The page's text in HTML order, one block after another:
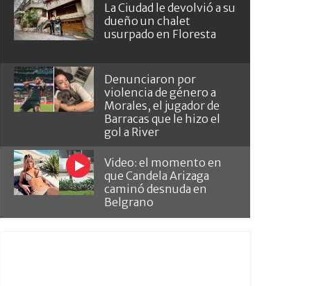
La Ciudad le devolvió a su
dueño un chalet
usurpado en Floresta
Denunciaron por
violencia de género a
Morales, el jugador de
Barracas que le hizo el
gol a River
Video: el momento en
que Candela Arizaga
caminó desnuda en
Belgrano